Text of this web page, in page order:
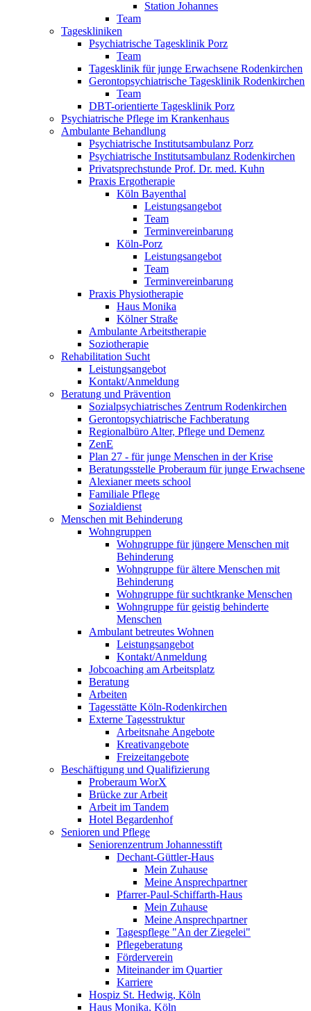
Station Johannes
Team
Tageskliniken
Psychiatrische Tagesklinik Porz
Team
Tagesklinik für junge Erwachsene Rodenkirchen
Gerontopsychiatrische Tagesklinik Rodenkirchen
Team
DBT-orientierte Tagesklinik Porz
Psychiatrische Pflege im Krankenhaus
Ambulante Behandlung
Psychiatrische Institutsambulanz Porz
Psychiatrische Institutsambulanz Rodenkirchen
Privatsprechstunde Prof. Dr. med. Kuhn
Praxis Ergotherapie
Köln Bayenthal
Leistungsangebot
Team
Terminvereinbarung
Köln-Porz
Leistungsangebot
Team
Terminvereinbarung
Praxis Physiotherapie
Haus Monika
Kölner Straße
Ambulante Arbeitstherapie
Soziotherapie
Rehabilitation Sucht
Leistungsangebot
Kontakt/Anmeldung
Beratung und Prävention
Sozialpsychiatrisches Zentrum Rodenkirchen
Gerontopsychiatrische Fachberatung
Regionalbüro Alter, Pflege und Demenz
ZenE
Plan 27 - für junge Menschen in der Krise
Beratungsstelle Proberaum für junge Erwachsene
Alexianer meets school
Familiale Pflege
Sozialdienst
Menschen mit Behinderung
Wohngruppen
Wohngruppe für jüngere Menschen mit
Behinderung
Wohngruppe für ältere Menschen mit
Behinderung
Wohngruppe für suchtkranke Menschen
Wohngruppe für geistig behinderte
Menschen
Ambulant betreutes Wohnen
Leistungsangebot
Kontakt/Anmeldung
Jobcoaching am Arbeitsplatz
Beratung
Arbeiten
Tagesstätte Köln-Rodenkirchen
Externe Tagesstruktur
Arbeitsnahe Angebote
Kreativangebote
Freizeitangebote
Beschäftigung und Qualifizierung
Proberaum WorX
Brücke zur Arbeit
Arbeit im Tandem
Hotel Begardenhof
Senioren und Pflege
Seniorenzentrum Johannesstift
Dechant-Güttler-Haus
Mein Zuhause
Meine Ansprechpartner
Pfarrer-Paul-Schiffarth-Haus
Mein Zuhause
Meine Ansprechpartner
Tagespflege "An der Ziegelei"
Pflegeberatung
Förderverein
Miteinander im Quartier
Karriere
Hospiz St. Hedwig, Köln
Haus Monika, Köln